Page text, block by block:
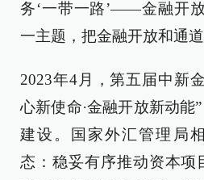
务‘一带一路’——金融开
一主题，把金融开放和通道
2023年4月，第五届中新
心新使命·金融开放新动能
建设。国家外汇管理局
态：稳妥有序推动资本项